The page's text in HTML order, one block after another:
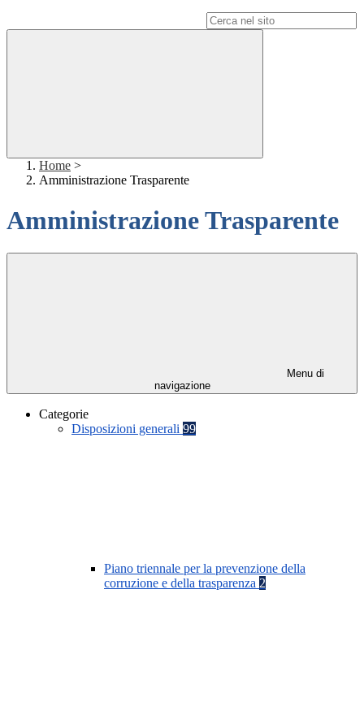
Home >
Amministrazione Trasparente
Amministrazione Trasparente
Menu di
navigazione
Categorie
Disposizioni generali 99
Piano triennale per la prevenzione della
corruzione e della trasparenza 2